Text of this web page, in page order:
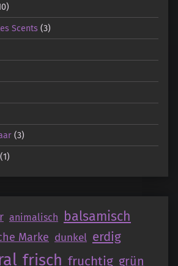
Scents(3)
(3)
(1)
animalisch balsamisch
Marke dunkel erdig
frisch fruchtig grün